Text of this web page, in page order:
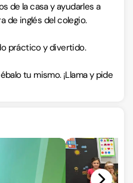
de la casa y ayudarles a
de inglés del colegio.
práctico y divertido.
tu mismo. ¡Llama y pide